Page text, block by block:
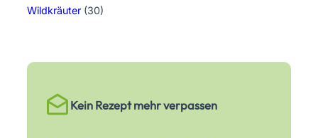
Wildkräuter (30)
Kein Rezept mehr verpassen